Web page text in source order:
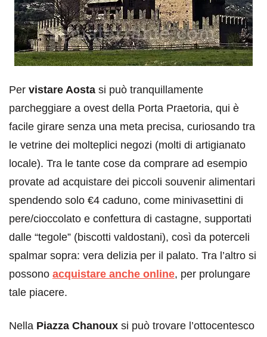
Per vistare Aosta si può tranquillamente
parcheggiare a ovest della Porta Praetoria, qui è
facile girare senza una meta precisa, curiosando tra
le vetrine dei molteplici negozi (molti di artigianato
locale). Tra le tante cose da comprare ad esempio
provate ad acquistare dei piccoli souvenir alimentari
spendendo solo €4 caduno, come minivasettini di
pere/cioccolato e confettura di castagne, supportati
dalle “tegole” (biscotti valdostani), così da poterceli
spalmar sopra: vera delizia per il palato. Tra l’altro si
possono acquistare anche online, per prolungare
tale piacere.
Nella Piazza Chanoux si può trovare l’ottocentesco